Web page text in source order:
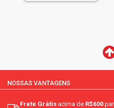
NOSSAS VANTAGENS
Frete Grátis acima de R$600